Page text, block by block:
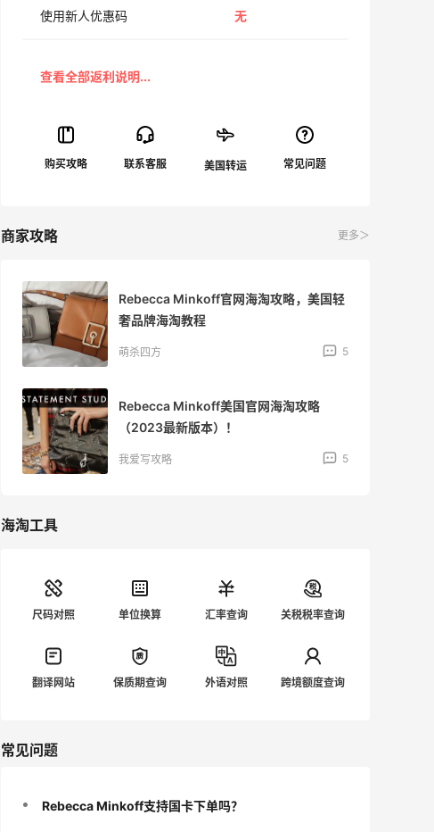
使用新人优惠码 无
美国转运
商家攻略 更多＞
Rebecca Minkoff官网海淘攻略，美国轻
奢品牌海淘教程
萌杀四方 5
Rebecca Minkoff美国官网海淘攻略
（2023最新版本）！
我爱写攻略 5
海淘工具
尺码对照 单位换算 汇率查询 关税税率查询
翻译网站 保质期查询 外语对照 跨境额度查询
常见问题
Rebecca Minkoff支持国卡下单吗？